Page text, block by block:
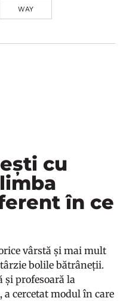
WAY
cu
în ce
vârstă și mai mult
bolile bătrâneții.
profesoară la
a cercetat modul în care